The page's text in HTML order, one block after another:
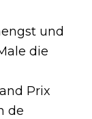
und
die
Prix
de